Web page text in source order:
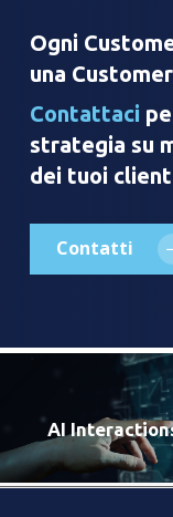
Ogni
una
Contattaci
strategia su
dei tuoi
Contatti
AI